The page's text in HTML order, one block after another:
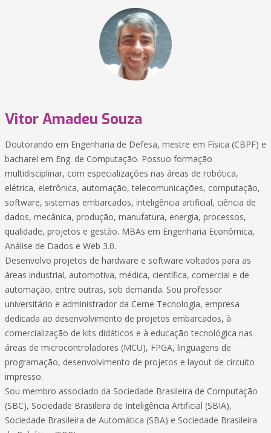
Vitor Amadeu Souza
Doutorando em Engenharia de Defesa, mestre em Física (CBPF) e
bacharel em Eng. de Computação. Possuo formação
multidisciplinar, com especializações nas áreas de robótica,
elétrica, eletrônica, automação, telecomunicações, computação,
software, sistemas embarcados, inteligência artificial, ciência de
dados, mecânica, produção, manufatura, energia, processos,
qualidade, projetos e gestão. MBAs em Engenharia Econômica,
Análise de Dados e Web 3.0.
Desenvolvo projetos de hardware e software voltados para as
áreas industrial, automotiva, médica, científica, comercial e de
automação, entre outras, sob demanda. Sou professor
universitário e administrador da Cerne Tecnologia, empresa
dedicada ao desenvolvimento de projetos embarcados, à
comercialização de kits didáticos e à educação tecnológica nas
áreas de microcontroladores (MCU), FPGA, linguagens de
programação, desenvolvimento de projetos e layout de circuito
impresso.
Sou membro associado da Sociedade Brasileira de Computação
(SBC), Sociedade Brasileira de Inteligência Artificial (SBIA),
Sociedade Brasileira de Automática (SBA) e Sociedade Brasileira